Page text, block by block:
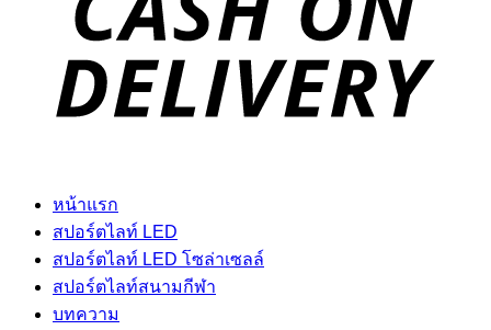
หน้าแรก
สปอร์ตไลท์ LED
สปอร์ตไลท์ LED โซล่าเซลล์
สปอร์ตไลท์สนามกีฬา
บทความ